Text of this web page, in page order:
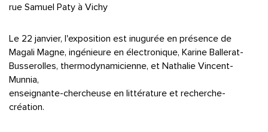
rue Samuel Paty à Vichy
Le 22 janvier, l'exposition est inugurée en présence de
Magali Magne, ingénieure en électronique, Karine Ballerat-
Busserolles, thermodynamicienne, et Nathalie Vincent-
Munnia,
enseignante-chercheuse en littérature et recherche-
création.